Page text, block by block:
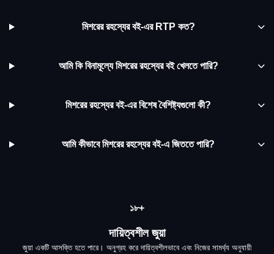
মিশরের রহস্যের বই-এর RTP কত?
আমি কি বিনামূল্যে মিশরের রহস্যের বই খেলতে পারি?
মিশরের রহস্যের বই-এর বিশেষ বৈশিষ্ট্যগুলো কী?
আমি কীভাবে মিশরের রহস্যের বই-এ জিততে পারি?
১৮+
দায়িত্বশীল জুয়া
জুয়া একটি আসক্তি হতে পারে। অনুগ্রহ করে দায়িত্বশীলভাবে এবং নিজের সামর্থ্য অনুযায়ী